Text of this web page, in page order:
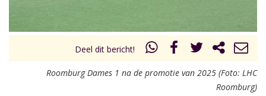
Deel dit bericht!
Roomburg Dames 1 na de promotie van 2025 (Foto: LHC
Roomburg)